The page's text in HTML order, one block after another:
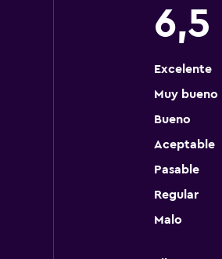
6,5
Excelente
Muy bueno
Bueno
Aceptable
Pasable
Regular
Malo